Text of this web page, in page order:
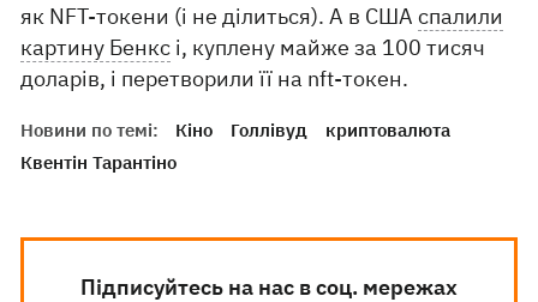
як NFT-токени (і не ділиться). А в СШАспалили
картину Бенкс і, куплену майже за 100 тисяч
доларів, і перетворили її на nft-токен.
Новини по темі: Кіно Голлівуд
криптовалюта
Квентін Тарантіно
Підписуйтесь на нас в соц. мережах